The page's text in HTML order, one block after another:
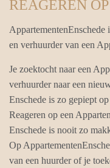
REAGEREN
AppartementenEnschede
en verhuurder van een
Je zoektocht naar een
verhuurder naar een
Enschede is zo gepiept
Reageren op een
Enschede is nooit zo
Op
van een huurder of je